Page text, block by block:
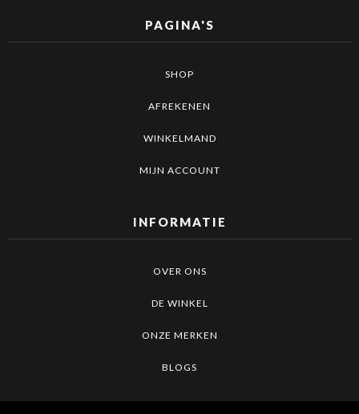
PAGINA'S
SHOP
AFREKENEN
WINKELMAND
MIJN ACCOUNT
INFORMATIE
OVER ONS
DE WINKEL
ONZE MERKEN
BLOGS